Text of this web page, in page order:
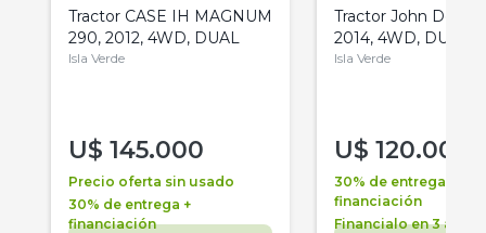
Tractor CASE IH MAGNUM
290, 2012, 4WD, DUAL
Isla Verde
U$ 145.000
Precio oferta sin usado
30% de entrega +
financiación
Tractor John Deere
2014, 4WD, DUAL
Isla Verde
U$ 120.000
30% de entrega +
financiación
Financialo en 3 años